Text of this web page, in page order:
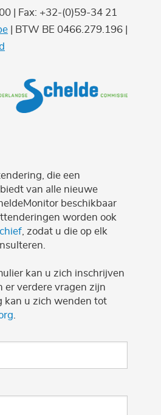
| Fax: +32-(0)59-34 21
| BTW BE 0466.279.196 |
die een
van alle nieuwe
beschikbaar
worden ook
, zodat u die op elk
kan u zich inschrijven
er verdere vragen zijn
kan u zich wenden tot